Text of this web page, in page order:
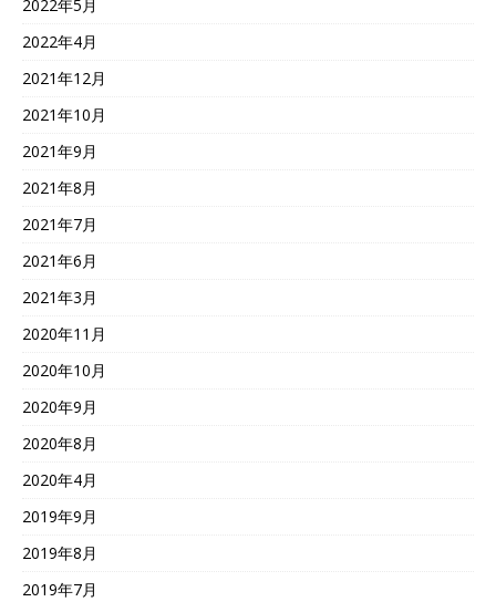
2022年5月
2022年4月
2021年12月
2021年10月
2021年9月
2021年8月
2021年7月
2021年6月
2021年3月
2020年11月
2020年10月
2020年9月
2020年8月
2020年4月
2019年9月
2019年8月
2019年7月